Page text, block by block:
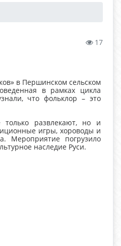
17
в Першинском сельском
в рамках цикла
что фольклор – это
развлекают, но и
игры, хороводы и
Мероприятие погрузило
наследие Руси.